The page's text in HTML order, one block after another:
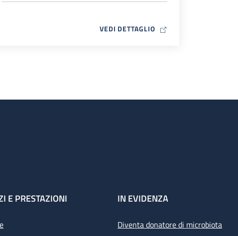
VEDI DETTAGLIOMAP ICON
E PRESTAZIONI IN EVIDENZA
Diventa donatore di microbiota